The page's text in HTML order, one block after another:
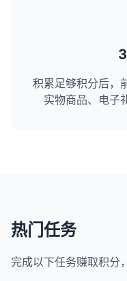
积累足够积分后，
实物商品、电子
热门任务
完成以下任务赚取积分